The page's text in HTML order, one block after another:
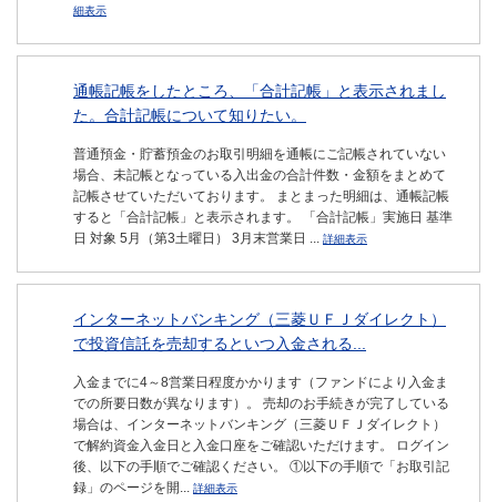
細表示
通帳記帳をしたところ、「合計記帳」と表示されまし
た。合計記帳について知りたい。
普通預金・貯蓄預金のお取引明細を通帳にご記帳されていない
場合、未記帳となっている入出金の合計件数・金額をまとめて
記帳させていただいております。 まとまった明細は、通帳記帳
すると「合計記帳」と表示されます。 「合計記帳」実施日 基準
日 対象 5月（第3土曜日） 3月末営業日 ... 詳細表示
インターネットバンキング（三菱ＵＦＪダイレクト）
で投資信託を売却するといつ入金される...
入金までに4～8営業日程度かかります（ファンドにより入金ま
での所要日数が異なります）。 売却のお手続きが完了している
場合は、インターネットバンキング（三菱ＵＦＪダイレクト）
で解約資金入金日と入金口座をご確認いただけます。 ログイン
後、以下の手順でご確認ください。 ①以下の手順で「お取引記
録」のページを開... 詳細表示